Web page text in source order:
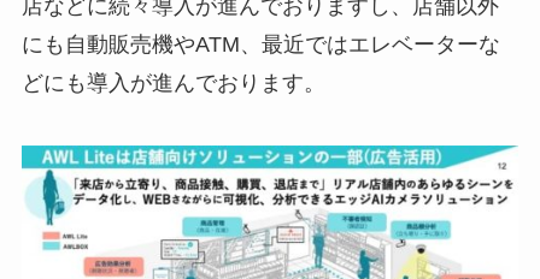
店などに続々導入が進んでおりますし、店舗以外
にも自動販売機やATM、最近ではエレベーターな
どにも導入が進んでおります。